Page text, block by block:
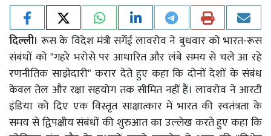
दिल्ली।रूस के विदेश मंत्री सर्गेई लावरोव ने बुधवार को भारत-रूस
संबंधों को "गहरे भरोसे पर आधारित और लंबे समय से चले आ रहे
रणनीतिक साझेदारी" करार देते हुए कहा कि दोनों देशों के संबंध
केवल तेल और रक्षा सहयोग तक सीमित नहीं हैं। लावरोव ने आरटी
इंडिया को दिए एक विस्तृत साक्षात्कार में भारत की स्वतंत्रता के
समय से द्विपक्षीय संबंधों की शुरुआत का उल्लेख करते हुए कहा कि